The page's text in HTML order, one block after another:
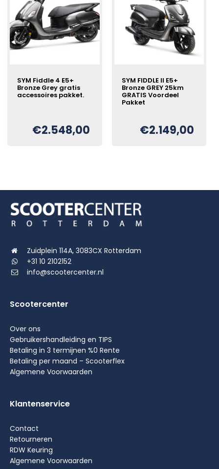
SYM Fiddle 4 E5+
Bronze Grey gratis
accessoires pakket.
prijs
€2.548,00
prijs
SYM FIDDLE II E5+
Bronze GREY 25km
GRATIS Voordeel
Pakket
Oorspronkelijke
€2.149,00
Huidige
Zuidplein 114A, 3083CX Rotterdam
+31 10 2102152
info@scootercenter.nl
Scootercenter
Over ons
Gebruikershandleiding en TIPS
Betaling in 3 termijnen %0 Rente
Betaling per maand – Scooterflex
Algemene Voorwaarden
Klantenservice
Contact
Retourneren
RDW Keuring
Algemene Voorwaarden